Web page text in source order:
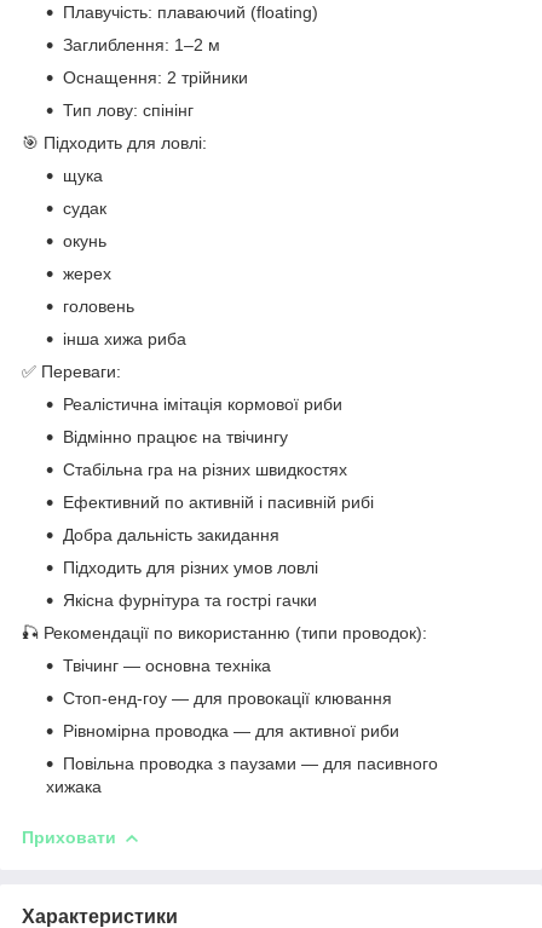
Плавучість: плаваючий (floating)
Заглиблення: 1–2 м
Оснащення: 2 трійники
Тип лову: спінінг
🎯 Підходить для ловлі:
щука
судак
окунь
жерех
головень
інша хижа риба
✅ Переваги:
Реалістична імітація кормової риби
Відмінно працює на твічингу
Стабільна гра на різних швидкостях
Ефективний по активній і пасивній рибі
Добра дальність закидання
Підходить для різних умов ловлі
Якісна фурнітура та гострі гачки
🎣 Рекомендації по використанню (типи проводок):
Твічинг — основна техніка
Стоп-енд-гоу — для провокації клювання
Рівномірна проводка — для активної риби
Повільна проводка з паузами — для пасивного
хижака
Приховати
Характеристики